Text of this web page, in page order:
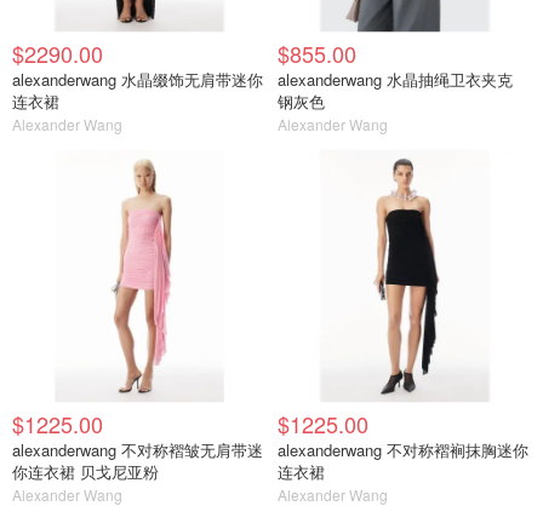
$2290.00
alexanderwang 水晶缀饰无肩带迷你
连衣裙
Alexander Wang
$855.00
alexanderwang 水晶抽绳卫衣夹克
钢灰色
Alexander Wang
$1225.00
alexanderwang 不对称褶皱无肩带迷
你连衣裙 贝戈尼亚粉
Alexander Wang
$1225.00
alexanderwang 不对称褶裥抹胸迷你
连衣裙
Alexander Wang